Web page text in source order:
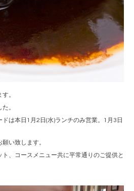
。
。
は本日1月2日(水)ランチのみ営業。1月3日
い致します。
、コースメニュー共に平常通りのご提供と